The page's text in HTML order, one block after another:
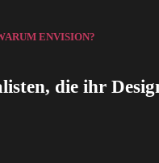
die ihr
ENVISION?